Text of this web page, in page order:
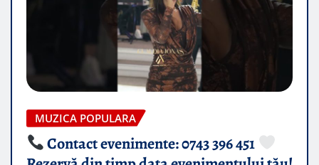
MUZICA POPULARA
Contact evenimente: 0743 396 451